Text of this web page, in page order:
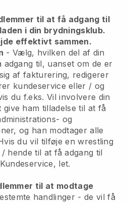
til at få adgang til
i din brydningsklub.
effektivt sammen.
- Vælg, hvilken del af din
til, uanset om de er
af fakturering, redigerer
kundeservice eller / og
du f.eks. Vil involvere din
ham tilladelse til at få
og
og han modtager alle
du vil tilføje en wrestling
hende til at få adgang til
let.
til at modtage
handlinger - de vil få